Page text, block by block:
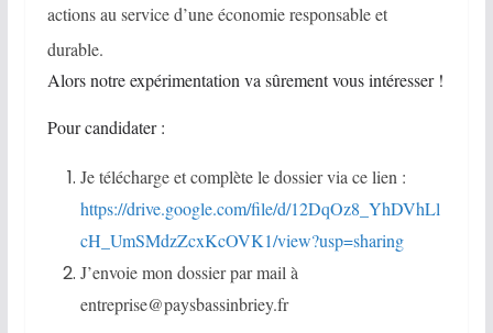
actions au service d’une économie responsable et
durable.
Alors notre expérimentation va sûrement vous intéresser !
Pour candidater :
Je télécharge et complète le dossier via ce lien :
https://drive.google.com/file/d/12DqOz8_YhDVhLl
cH_UmSMdzZcxKcOVK1/view?usp=sharing
J’envoie mon dossier par mail à
entreprise@paysbassinbriey.fr